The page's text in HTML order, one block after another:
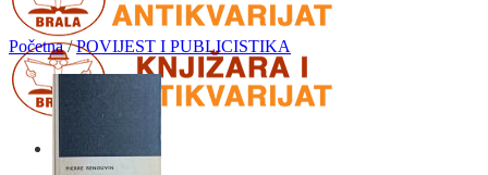
Početna / POVIJEST I PUBLICISTIKA